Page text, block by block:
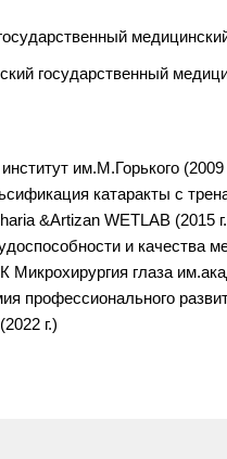
медицинский
государственный
им.М.Горького
катаракты с
&Artizan WETLAB (2015
и качества
Микрохирургия глаза
профессионального
г.)